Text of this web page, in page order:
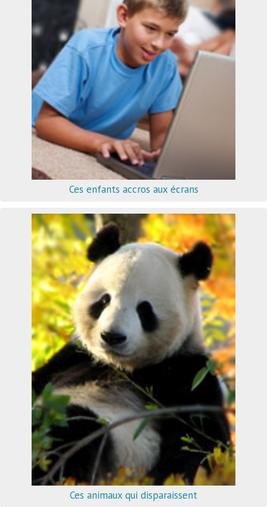
Ces enfants accros aux écrans
Ces animaux qui disparaissent